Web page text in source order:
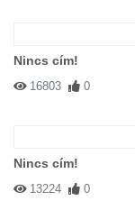
Nincs cím!
16803 0
Nincs cím!
13224 0